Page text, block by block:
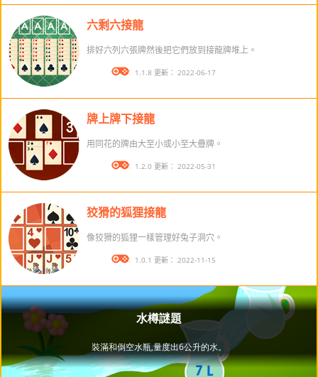
六剩六接龍
排好六列六張牌然後把它們放到接龍牌堆上。
版本： 1.1.8 更新： 2022-06-17
牌上牌下接龍
用同花的牌由大至小或小至大疊牌。
版本： 1.2.0 更新： 2022-05-31
狡猾的狐狸接龍
像狡猾的狐狸一樣管理好兔子洞穴。
版本： 1.0.1 更新： 2022-11-15